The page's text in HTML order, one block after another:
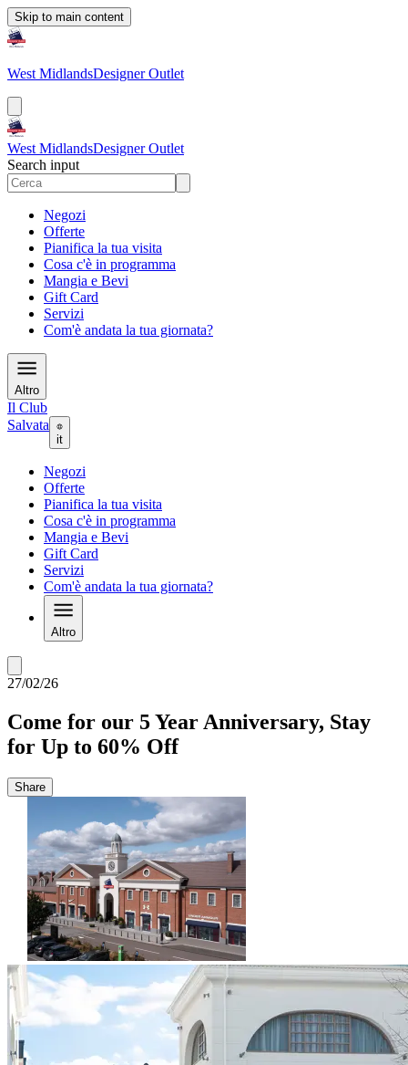
Skip to main content
West MidlandsDesigner Outlet
West MidlandsDesigner Outlet
Search input
Negozi
Offerte
Pianifica la tua visita
Cosa c'è in programma
Mangia e Bevi
Gift Card
Servizi
Com'è andata la tua giornata?
Altro
Il Club
Salvata
it
Negozi
Offerte
Pianifica la tua visita
Cosa c'è in programma
Mangia e Bevi
Gift Card
Servizi
Com'è andata la tua giornata?
Altro
27/02/26
Come for our 5 Year Anniversary, Stay
for Up to 60% Off
Share